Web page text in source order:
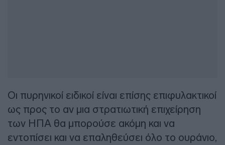
Οι πυρηνικοί ειδικοί είναι επίσης επιφυλακτικοί
ως προς το αν μια στρατιωτική επιχείρηση
των ΗΠΑ θα μπορούσε ακόμη και να
εντοπίσει και να επαληθεύσει όλο το ουράνιο,